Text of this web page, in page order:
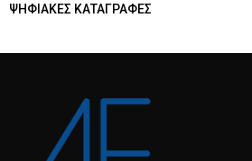
ΨΗΦΙΑΚΕΣ ΚΑΤΑΓΡΑΦΕΣ